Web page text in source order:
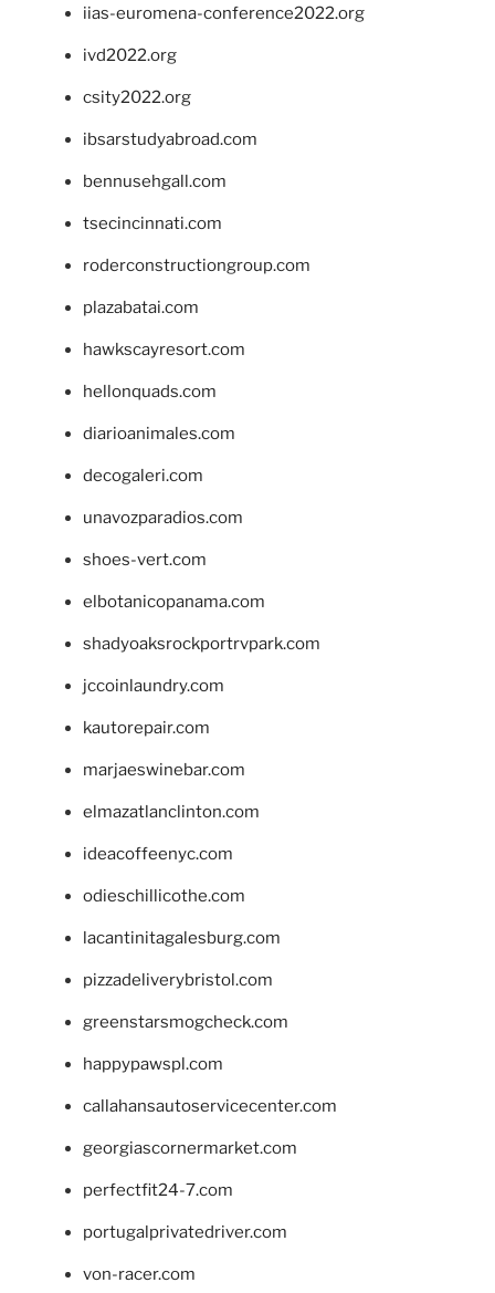
iias-euromena-conference2022.org
ivd2022.org
csity2022.org
ibsarstudyabroad.com
bennusehgall.com
tsecincinnati.com
roderconstructiongroup.com
plazabatai.com
hawkscayresort.com
hellonquads.com
diarioanimales.com
decogaleri.com
unavozparadios.com
shoes-vert.com
elbotanicopanama.com
shadyoaksrockportrvpark.com
jccoinlaundry.com
kautorepair.com
marjaeswinebar.com
elmazatlanclinton.com
ideacoffeenyc.com
odieschillicothe.com
lacantinitagalesburg.com
pizzadeliverybristol.com
greenstarsmogcheck.com
happypawspl.com
callahansautoservicecenter.com
georgiascornermarket.com
perfectfit24-7.com
portugalprivatedriver.com
von-racer.com